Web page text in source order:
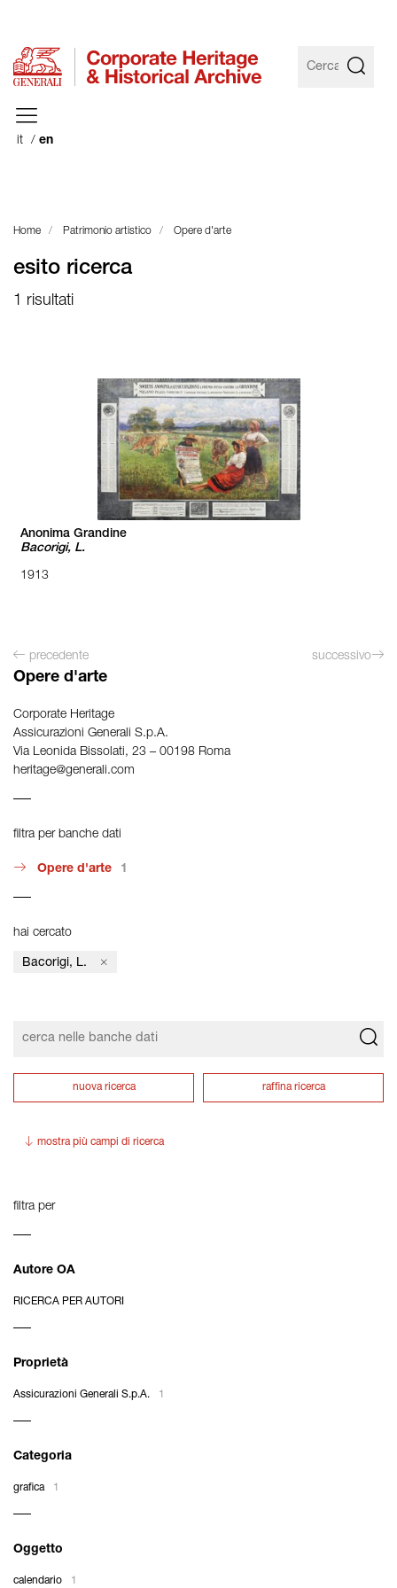
it en
Home Patrimonio artistico Opere d'arte
esito ricerca
1 risultati
Anonima Grandine
Bacorigi, L.
1913
precedente successivo
Opere d'arte
Corporate Heritage
Assicurazioni Generali S.p.A.
Via Leonida Bissolati, 23 – 00198 Roma
heritage@generali.com
filtra per banche dati
Opere d'arte 1
hai cercato
Bacorigi, L.
nuova ricerca raffina ricerca
mostra più campi di ricerca
filtra per
Autore OA
RICERCA PER AUTORI
Proprietà
Assicurazioni Generali S.p.A. 1
Categoria
grafica 1
Oggetto
calendario 1